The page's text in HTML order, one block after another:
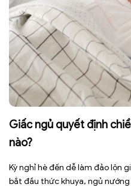
Giấc ngủ quyết định
nào?
Kỳ nghỉ hè đến dễ làm đảo lộn
bắt đầu thức khuya, ngủ